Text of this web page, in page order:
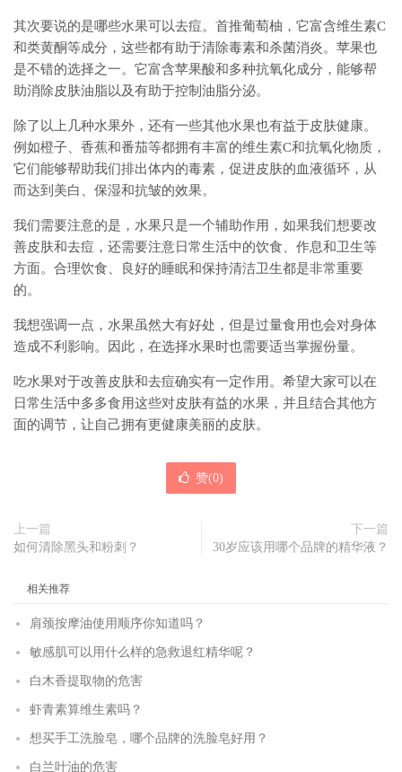
其次要说的是哪些水果可以去痘。首推葡萄柚，它富含维生素C
和类黄酮等成分，这些都有助于清除毒素和杀菌消炎。苹果也
是不错的选择之一。它富含苹果酸和多种抗氧化成分，能够帮
助消除皮肤油脂以及有助于控制油脂分泌。
除了以上几种水果外，还有一些其他水果也有益于皮肤健康。
例如橙子、香蕉和番茄等都拥有丰富的维生素C和抗氧化物质，
它们能够帮助我们排出体内的毒素，促进皮肤的血液循环，从
而达到美白、保湿和抗皱的效果。
我们需要注意的是，水果只是一个辅助作用，如果我们想要改
善皮肤和去痘，还需要注意日常生活中的饮食、作息和卫生等
方面。合理饮食、良好的睡眠和保持清洁卫生都是非常重要
的。
我想强调一点，水果虽然大有好处，但是过量食用也会对身体
造成不利影响。因此，在选择水果时也需要适当掌握份量。
吃水果对于改善皮肤和去痘确实有一定作用。希望大家可以在
日常生活中多多食用这些对皮肤有益的水果，并且结合其他方
面的调节，让自己拥有更健康美丽的皮肤。
赞(0)
上一篇
如何清除黑头和粉刺？
下一篇
30岁应该用哪个品牌的精华液？
相关推荐
肩颈按摩油使用顺序你知道吗？
敏感肌可以用什么样的急救退红精华呢？
白木香提取物的危害
虾青素算维生素吗？
想买手工洗脸皂，哪个品牌的洗脸皂好用？
白兰叶油的危害